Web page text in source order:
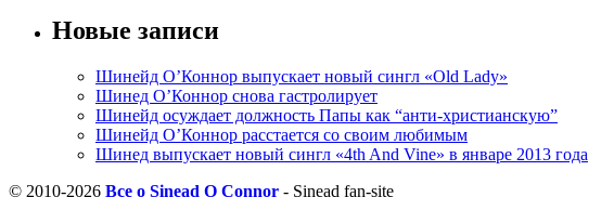
Новые записи
Шинейд О’Коннор выпускает новый сингл «Old Lady»
Шинед О’Коннор снова гастролирует
Шинейд осуждает должность Папы как “анти-христианскую”
Шинейд О’Коннор расстается со своим любимым
Шинед выпускает новый сингл «4th And Vine» в январе 2013 года
© 2010-2026 Все о Sinead O Connor - Sinead fan-site